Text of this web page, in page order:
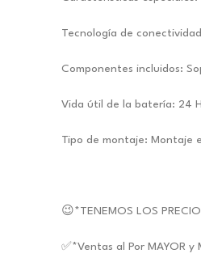
Tecnología de
Componentes incluidos:
Vida útil de la batería: 24
Tipo de montaje: Montaje
😉*TENEMOS LOS
✅*Ventas al Por MAYOR y